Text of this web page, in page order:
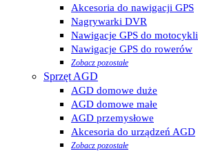
Akcesoria do nawigacji GPS
Nagrywarki DVR
Nawigacje GPS do motocykli
Nawigacje GPS do rowerów
Zobacz pozostałe
Sprzęt AGD
AGD domowe duże
AGD domowe małe
AGD przemysłowe
Akcesoria do urządzeń AGD
Zobacz pozostałe